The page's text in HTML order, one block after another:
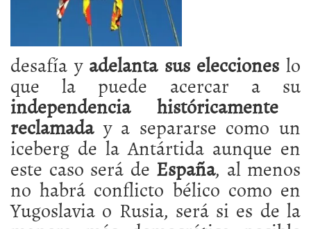
desafía yadelanta sus elecciones lo
que la puede acercar a su
independencia históricamente
reclamaday a separarse como un
iceberg de la Antártida aunque en
este caso será de España, al menos
no habrá conflicto bélico como en
Yugoslavia o Rusia, será si es de la